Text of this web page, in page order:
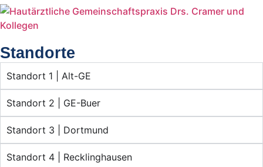
Standorte
Standort 1 | Alt-GE
Standort 2 | GE-Buer
Standort 3 | Dortmund
Standort 4 | Recklinghausen